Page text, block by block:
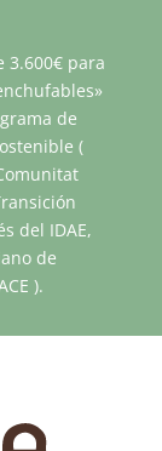
3.600€ para
de
(
del IDAE,
de
).